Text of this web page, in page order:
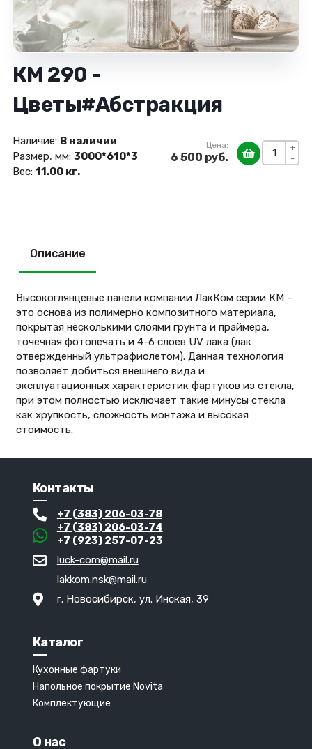
КМ 290 -
Цветы#Абстракция
+
-
Цена:
6 500 руб.
Наличие: В наличии
Размер, мм: 3000*610*3
Вес: 11.00 кг.
Описание
Высокоглянцевые панели компании ЛакКом серии КМ -
это основа из полимерно композитного материала,
покрытая несколькими слоями грунта и праймера,
точечная фотопечать и 4-6 слоев UV лака (лак
отвержденный ультрафиолетом). Данная технология
позволяет добиться внешнего вида и
эксплуатационных характеристик фартуков из стекла,
при этом полностью исключает такие минусы стекла
как хрупкость, сложность монтажа и высокая
стоимость.
Контакты
+7 (383) 206-03-78
+7 (383) 206-03-74
+7 (923) 257-07-23
luck-com@mail.ru
lakkom.nsk@mail.ru
г. Новосибирск, ул. Инская, 39
Каталог
Кухонные фартуки
Напольное покрытие Novita
Комплектующие
О нас